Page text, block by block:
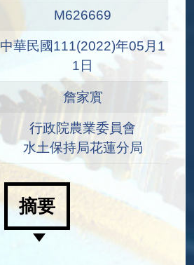
M626669
中華民國111(2022)年05月1
1日
詹家賔
行政院農業委員會
水土保持局花蓮分局
摘要